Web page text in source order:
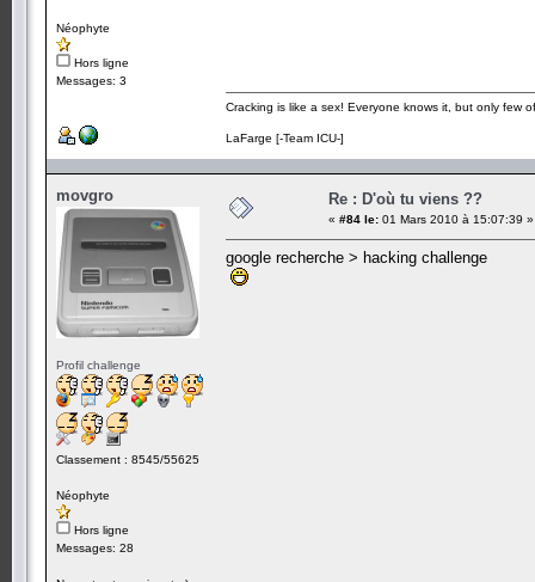
Néophyte
Hors ligne
Messages: 3
Cracking is like a sex! Everyone knows it, but only few
LaFarge [-Team ICU-]
movgro
Profil challenge
Classement : 8545/55625
Néophyte
Hors ligne
Messages: 28
Re : D'où tu viens ??
« #84 le: 01 Mars 2010 à 15:07:39 »
google recherche > hacking challenge